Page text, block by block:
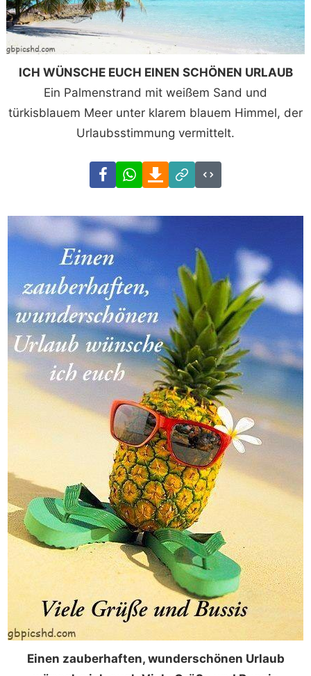
ICH WÜNSCHE EUCH EINEN SCHÖNEN URLAUB
Ein Palmenstrand mit weißem Sand und
türkisblauem Meer unter klarem blauem Himmel, der
Urlaubsstimmung vermittelt.
FacebookWhatsAppDownload
Link
Code
Einen zauberhaften, wunderschönen Urlaub